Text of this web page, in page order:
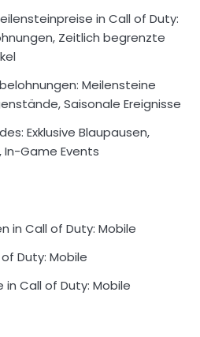
in Call of Duty:
Zeitlich begrenzte
Meilensteine
Saisonale Ereignisse
Exklusive Blaupausen,
In-Game Events
in Call of Duty: Mobile
Duty: Mobile
Call of Duty: Mobile